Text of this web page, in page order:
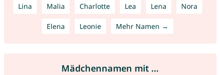
Lina Malia Charlotte Lea Lena Nora
Elena Leonie Mehr Namen →
Mädchennamen mit ...